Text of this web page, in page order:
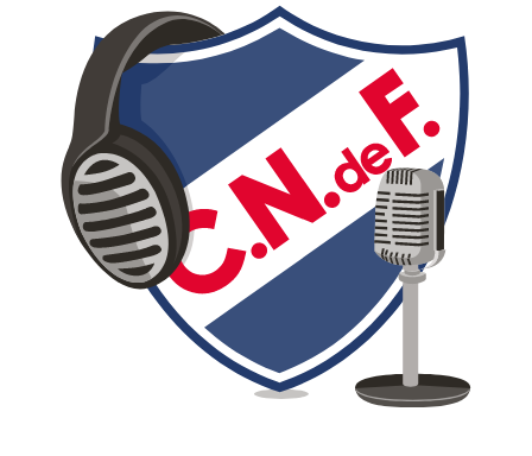
Pasión Tricolor programa
de martes